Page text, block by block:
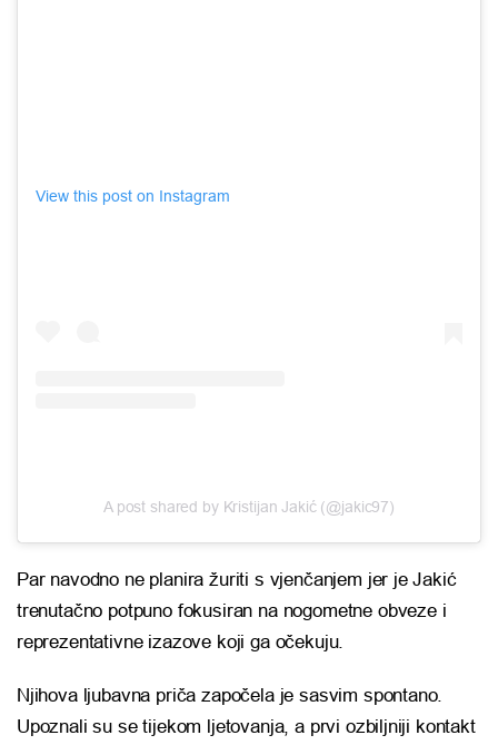
View this post on Instagram
A post shared by Kristijan Jakić (@jakic97)
Par navodno ne planira žuriti s vjenčanjem jer je Jakić
trenutačno potpuno fokusiran na nogometne obveze i
reprezentativne izazove koji ga očekuju.
Njihova ljubavna priča započela je sasvim spontano.
Upoznali su se tijekom ljetovanja, a prvi ozbiljniji kontakt